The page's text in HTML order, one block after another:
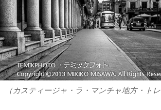
カスティージャ・ラ・マンチャ地方・トレ